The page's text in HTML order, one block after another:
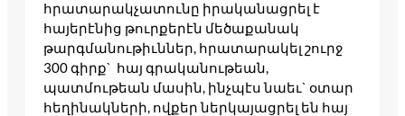
հրատարակչատունը իրականացրել է
հայերէնից թուրքերէն մեծաքանակ
թարգմանութիւններ, հրատարակել շուրջ
300 գիրք` հայ գրականութեան,
պատմութեան մասին, ինչպէս նաեւ` օտար
հեղինակների, ովքեր ներկայացրել են հայ